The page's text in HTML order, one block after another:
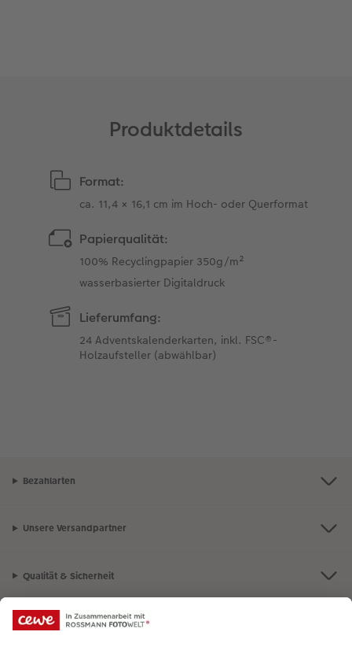
Produktdetails
Format:
ca. 11,4 × 16,1 cm im Hoch- oder Querformat
Papierqualität:
100% Recyclingpapier 350g/m²
wasserbasierter Digitaldruck
Lieferumfang:
24 Adventskalenderkarten, inkl. FSC®-
Holzaufsteller (abwählbar)
Bezahlarten
Unsere Versandpartner
Qualität & Sicherheit
Nachhaltigkeit bei CEWE